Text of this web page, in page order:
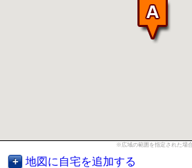
※広域の範囲を指定された場
地図に自宅を追加する